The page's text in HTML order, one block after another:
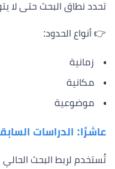
تحدد نطاق البحث حتى لا
👉 أنواع الحدود:
زمانية
مكانية
موضوعية
عاشرًا: الدراسات
تُستخدم لربط البحث الحالي